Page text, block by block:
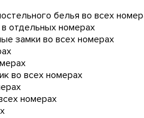
белья во всех
отдельных номерах
замки во всех номерах
во всех номерах
номерах